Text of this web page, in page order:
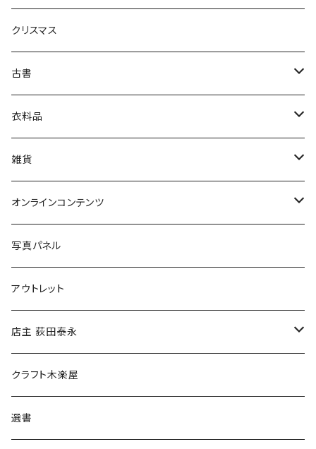
芸術・絵画・写真
絵本・児童書
娯楽・エンターテインメント
クリスマス
古書
古書セット
美術
衣料品
POLEWARDS
Tシャツ
雑貨
バッグ
ブックカバー
マグカップ
傘
食料品
その他
オンラインコンテンツ
冒険クロストーク
写真パネル
アウトレット
店主 荻田泰永
書籍
ウェア
クラフト木楽屋
選書